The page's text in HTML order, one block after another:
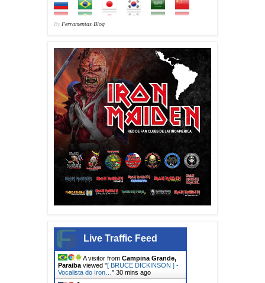
By Ferramentas Blog
Live Traffic Feed
A visitor from Campina Grande,
Paraiba viewed "[ BRUCE DICKINSON ] -
Vocalista do Iron… " 30 mins ago